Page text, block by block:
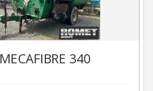
MECAFIBRE 340